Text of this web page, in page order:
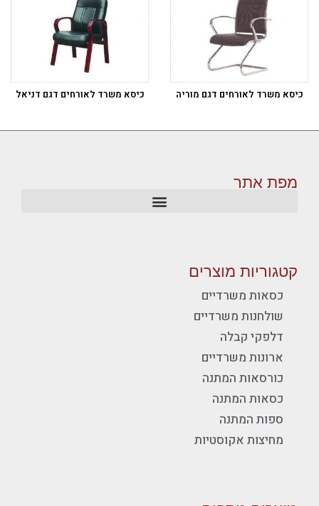
כיסא משרד לאורחים דגם מוריה כיסא משרד לאורחים דגם דניאל
מפת אתר
קטגוריות מוצרים
כסאות משרדיים
שולחנות משרדיים
דלפקי קבלה
ארונות משרדיים
כורסאות המתנה
כסאות המתנה
ספות המתנה
מחיצות אקוסטיות